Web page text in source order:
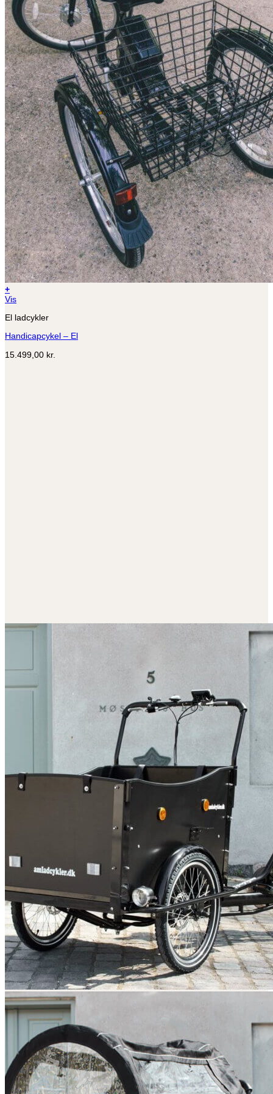
+
Vis
El ladcykler
Handicapcykel – El
15.499,00 kr.